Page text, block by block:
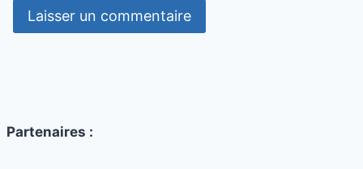
Partenaires :